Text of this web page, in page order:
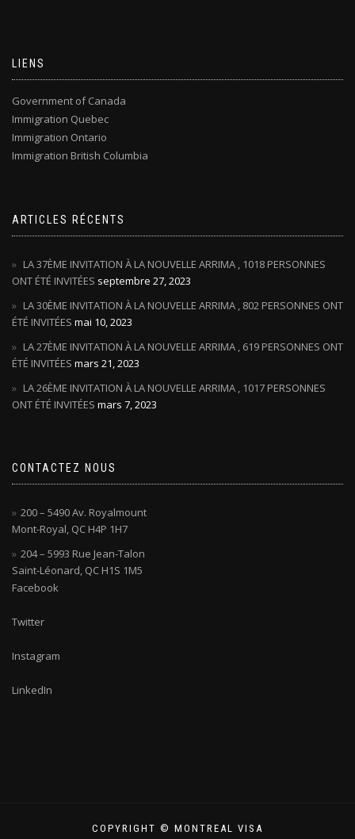
LIENS
Government of Canada
Immigration Quebec
Immigration Ontario
Immigration British Columbia
ARTICLES RÉCENTS
LA 37ÈME INVITATION À LA NOUVELLE ARRIMA , 1018 PERSONNES
ONT ÉTÉ INVITÉES septembre 27, 2023
LA 30ÈME INVITATION À LA NOUVELLE ARRIMA , 802 PERSONNES ONT
ÉTÉ INVITÉES mai 10, 2023
LA 27ÈME INVITATION À LA NOUVELLE ARRIMA , 619 PERSONNES ONT
ÉTÉ INVITÉES mars 21, 2023
LA 26ÈME INVITATION À LA NOUVELLE ARRIMA , 1017 PERSONNES
ONT ÉTÉ INVITÉES mars 7, 2023
CONTACTEZ NOUS
200 – 5490 Av. Royalmount
Mont-Royal, QC H4P 1H7
204 – 5993 Rue Jean-Talon
Saint-Léonard, QC H1S 1M5
Facebook
Twitter
Instagram
LinkedIn
COPYRIGHT © MONTREAL VISA